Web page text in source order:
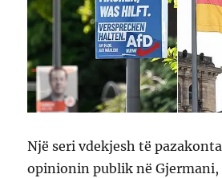
Një seri vdekjesh të
opinionin publik në Gjermani,